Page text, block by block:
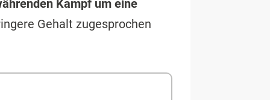
Kampf um eine
Gehalt zugesprochen